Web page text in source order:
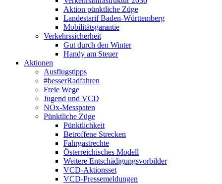
Aktion pünktliche Züge
Landestarif Baden-Württemberg
Mobilitätsgarantie
Verkehrssicherheit
Gut durch den Winter
Handy am Steuer
Aktionen
Ausflugstipps
#besserRadfahren
Freie Wege
Jugend und VCD
NOx-Messpaten
Pünktliche Züge
Pünktlichkeit
Betroffene Strecken
Fahrgastrechte
Österreichisches Modell
Weitere Entschädigungsvorbilder
VCD-Aktionsset
VCD-Pressemeldungen